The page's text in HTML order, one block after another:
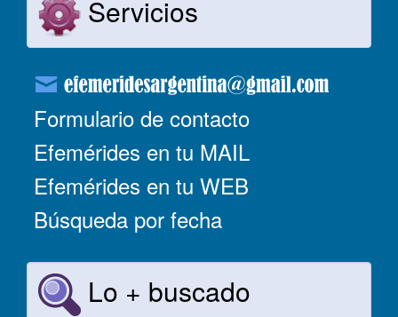
Servicios
Formulario de contacto
Efemérides en tu MAIL
Efemérides en tu WEB
Búsqueda por fecha
Lo + buscado